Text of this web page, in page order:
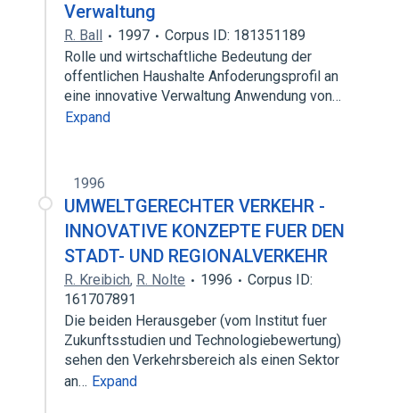
Verwaltung
R. Ball 1997
Corpus ID: 181351189
Rolle und wirtschaftliche Bedeutung der
offentlichen Haushalte Anfoderungsprofil an
eine innovative Verwaltung Anwendung von…
Expand
1996
UMWELTGERECHTER VERKEHR -
INNOVATIVE KONZEPTE FUER DEN
STADT- UND REGIONALVERKEHR
R. Kreibich, R. Nolte 1996
Corpus ID:
161707891
Die beiden Herausgeber (vom Institut fuer
Zukunftsstudien und Technologiebewertung)
sehen den Verkehrsbereich als einen Sektor
an… Expand